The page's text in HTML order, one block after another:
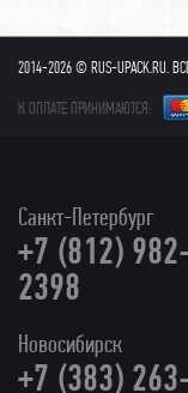
2014-2026 © RUS-UPACK.RU.
К ОПЛАТЕ ПРИНИМАЮТСЯ:
Санкт-Петербург
+7 (812)
2398
Новосибирск
+7 (383)